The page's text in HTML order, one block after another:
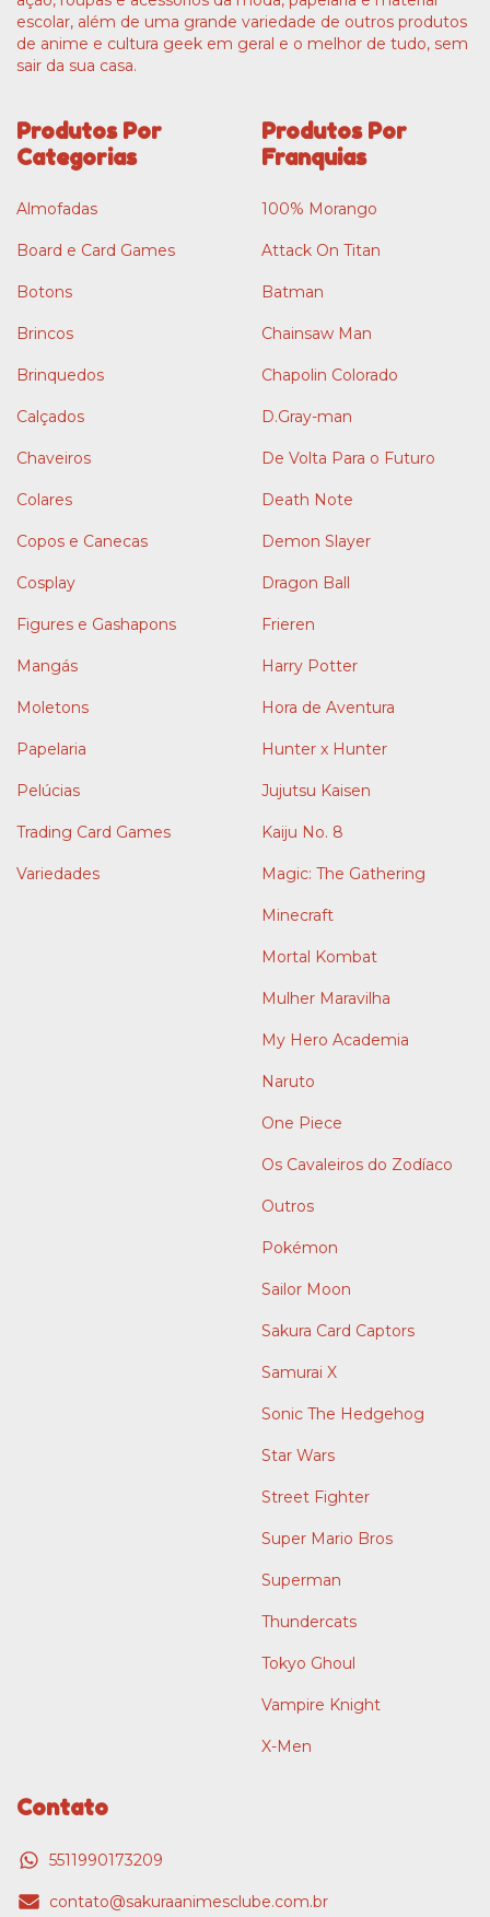
escolar, além de uma grande variedade de outros produtos
de anime e cultura geek em geral e o melhor de tudo, sem
sair da sua casa.
Produtos Por
Categorias
Almofadas
Board e Card Games
Botons
Brincos
Brinquedos
Calçados
Chaveiros
Colares
Copos e Canecas
Cosplay
Figures e Gashapons
Mangás
Moletons
Papelaria
Pelúcias
Trading Card Games
Variedades
Produtos Por
Franquias
100% Morango
Attack On Titan
Batman
Chainsaw Man
Chapolin Colorado
D.Gray-man
De Volta Para o Futuro
Death Note
Demon Slayer
Dragon Ball
Frieren
Harry Potter
Hora de Aventura
Hunter x Hunter
Jujutsu Kaisen
Kaiju No. 8
Magic: The Gathering
Minecraft
Mortal Kombat
Mulher Maravilha
My Hero Academia
Naruto
One Piece
Os Cavaleiros do Zodíaco
Outros
Pokémon
Sailor Moon
Sakura Card Captors
Samurai X
Sonic The Hedgehog
Star Wars
Street Fighter
Super Mario Bros
Superman
Thundercats
Tokyo Ghoul
Vampire Knight
X-Men
Contato
5511990173209
contato@sakuraanimesclube.com.br